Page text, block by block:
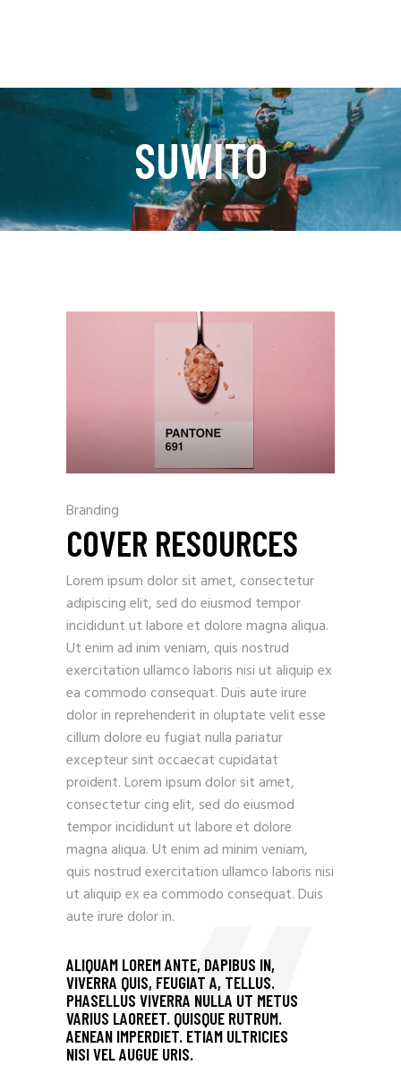
SUWITO
Branding
COVER RESOURCES
Lorem ipsum dolor sit amet, consectetur
adipiscing elit, sed do eiusmod tempor
incididunt ut labore et dolore magna aliqua.
Ut enim ad inim veniam, quis nostrud
exercitation ullamco laboris nisi ut aliquip ex
ea commodo consequat. Duis aute irure
dolor in reprehenderit in oluptate velit esse
cillum dolore eu fugiat nulla pariatur
excepteur sint occaecat cupidatat
proident. Lorem ipsum dolor sit amet,
consectetur cing elit, sed do eiusmod
tempor incididunt ut labore et dolore
magna aliqua. Ut enim ad minim veniam,
quis nostrud exercitation ullamco laboris nisi
ut aliquip ex ea commodo consequat. Duis
aute irure dolor in.
ALIQUAM LOREM ANTE, DAPIBUS IN,
VIVERRA QUIS, FEUGIAT A, TELLUS.
PHASELLUS VIVERRA NULLA UT METUS
VARIUS LAOREET. QUISQUE RUTRUM.
AENEAN IMPERDIET. ETIAM ULTRICIES
NISI VEL AUGUE URIS.